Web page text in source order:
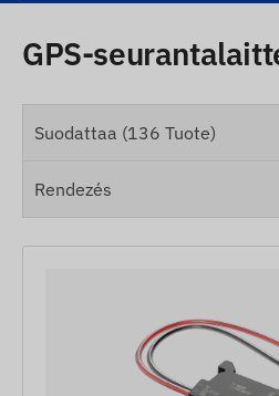
GPS-
Suodattaa (136 Tuote)
Rendezés